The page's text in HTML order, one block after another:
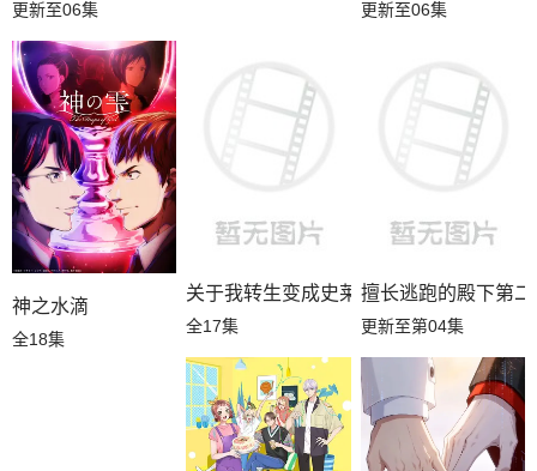
更新至06集 更新至06集
神之水滴
全18集
关于我转生变成史莱姆这档事第四季
全17集
擅长逃跑的殿下第二
更新至第04集